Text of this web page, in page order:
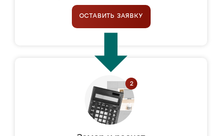
ОСТАВИТЬ ЗАЯВКУ